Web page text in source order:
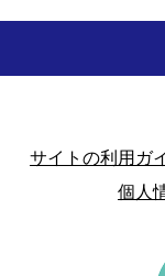
サイトの利用ガ
個人